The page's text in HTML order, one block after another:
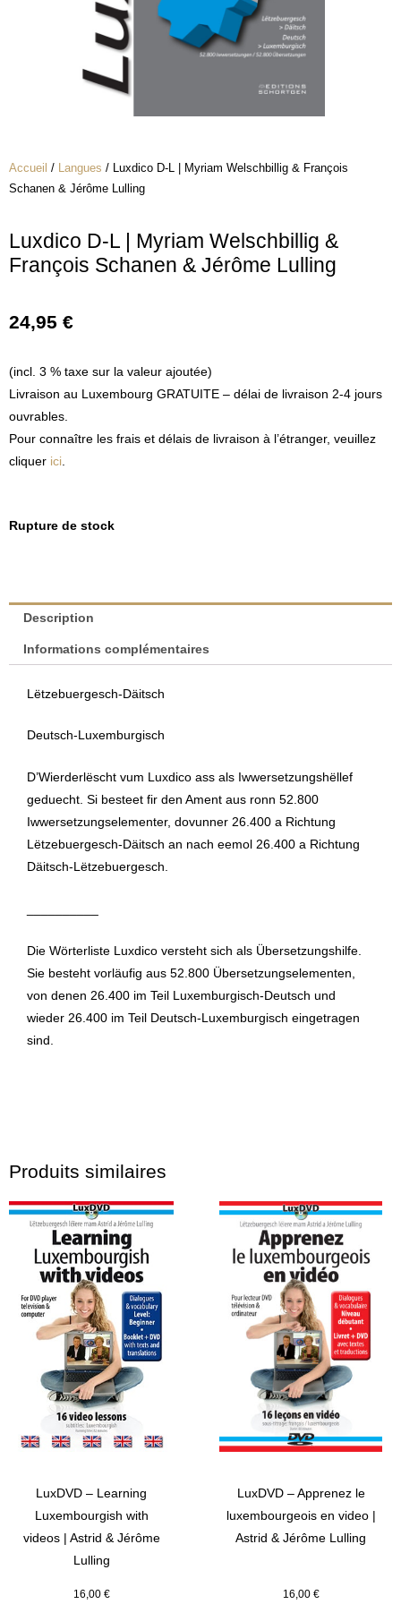
Accueil / Langues / Luxdico D-L | Myriam Welschbillig & François
Schanen & Jérôme Lulling
Luxdico D-L | Myriam Welschbillig &
François Schanen & Jérôme Lulling
24,95 €
(incl. 3 % taxe sur la valeur ajoutée)
Livraison au Luxembourg GRATUITE – délai de livraison 2-4 jours
ouvrables.
Pour connaître les frais et délais de livraison à l’étranger, veuillez
cliquer ici.
Rupture de stock
Description
Informations complémentaires
Lëtzebuergesch-Däitsch
Deutsch-Luxemburgisch
D’Wierderlëscht vum Luxdico ass als Iwwersetzungshëllef
geduecht. Si besteet fir den Ament aus ronn 52.800
Iwwersetzungselementer, dovunner 26.400 a Richtung
Lëtzebuergesch-Däitsch an nach eemol 26.400 a Richtung
Däitsch-Lëtzebuergesch.
Die Wörterliste Luxdico versteht sich als Übersetzungshilfe.
Sie besteht vorläufig aus 52.800 Übersetzungselementen,
von denen 26.400 im Teil Luxemburgisch-Deutsch und
wieder 26.400 im Teil Deutsch-Luxemburgisch eingetragen
sind.
Produits similaires
LuxDVD – Learning
Luxembourgish with
videos | Astrid & Jérôme
Lulling
16,00 €
LuxDVD – Apprenez le
luxembourgeois en video |
Astrid & Jérôme Lulling
16,00 €